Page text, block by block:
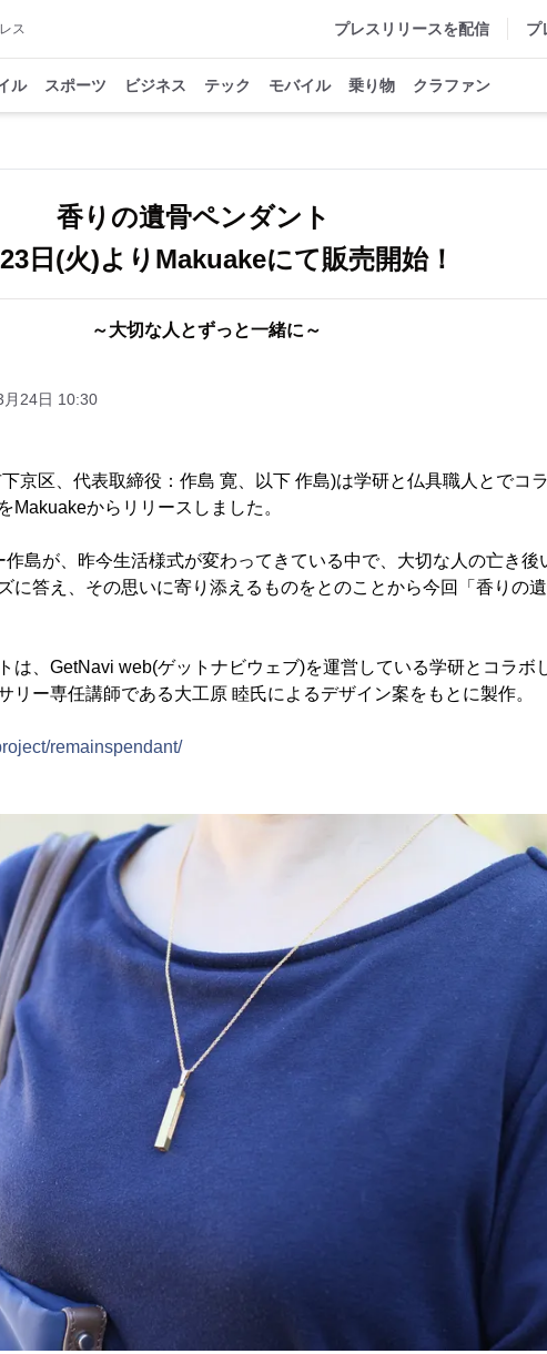
ス プレスリリースを配信 プ
ル スポーツ ビジネス テック モバイル 乗り物 クラファン
香りの遺骨ペンダント
日(火)よりMakuakeにて販売開始！
～大切な人とずっと一緒に～
月24日 10:30
京区、代表取締役：作島 寛、以下 作島)は学研と仏具職人とでコラ
Makuakeからリリースしました。
島が、昨今生活様式が変わってきている中で、大切な人の亡き後
に答え、その思いに寄り添えるものをとのことから今回「香りの
は、GetNavi web(ゲットナビウェブ)を運営している学研とコラボ
リー専任講師である大工原 睦氏によるデザイン案をもとに製作。
remainspendant/